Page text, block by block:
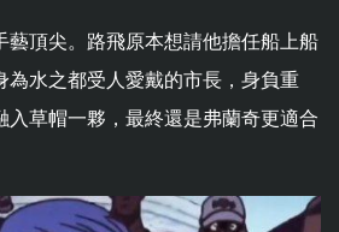
藝頂尖。路飛原本想請他擔任船上船
為水之都受人愛戴的市長，身負重
入草帽一夥，最終還是弗蘭奇更適合